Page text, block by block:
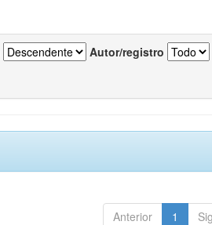
Autor/registro
Anterior 1